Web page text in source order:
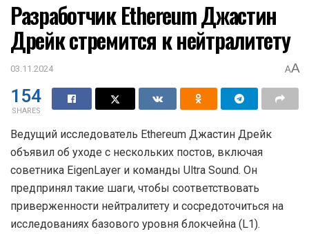
Разработчик Ethereum Джастин
Дрейк стремится к нейтралитету
03.11.2024 AA
154
SHARES
Ведущий исследователь Ethereum Джастин Дрейк
объявил об уходе с нескольких постов, включая
советника EigenLayer и команды Ultra Sound. Он
предпринял такие шаги, чтобы соответствовать
приверженности нейтралитету и сосредоточиться на
исследованиях базового уровня блокчейна (L1).